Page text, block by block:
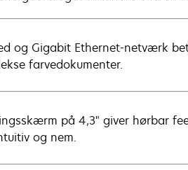
og Gigabit Ethernet-netværk
farvedokumenter.
på 4,3" giver hørbar
og nem.